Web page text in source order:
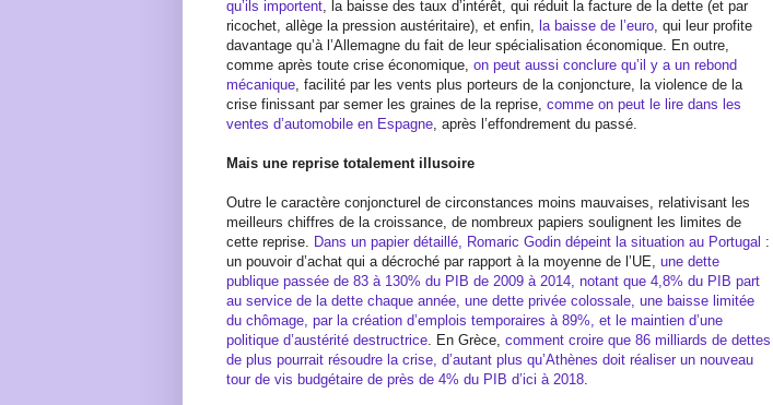
qu’ils importent , la baisse des taux d’intérêt, qui réduit la facture de la dette (et par
ricochet, allège la pression austéritaire), et enfin, la baisse de l’euro , qui leur profite
davantage qu’à l’Allemagne du fait de leur spécialisation économique. En outre,
comme après toute crise économique, on peut aussi conclure qu’il y a un rebond
mécanique , facilité par les vents plus porteurs de la conjoncture, la violence de la
crise finissant par semer les graines de la reprise, comme on peut le lire dans les
ventes d’automobile en Espagne , après l’effondrement du passé.
Mais une reprise totalement illusoire
Outre le caractère conjoncturel de circonstances moins mauvaises, relativisant les
meilleurs chiffres de la croissance, de nombreux papiers soulignent les limites de
cette reprise. Dans un papier détaillé, Romaric Godin dépeint la situation au Portugal :
un pouvoir d’achat qui a décroché par rapport à la moyenne de l’UE, une dette
publique passée de 83 à 130% du PIB de 2009 à 2014, notant que 4,8% du PIB part
au service de la dette chaque année, une dette privée colossale, une baisse limitée
du chômage, par la création d’emplois temporaires à 89%, et le maintien d’une
politique d’austérité destructrice . En Grèce, comment croire que 86 milliards de dettes
de plus pourrait résoudre la crise, d’autant plus qu’Athènes doit réaliser un nouveau
tour de vis budgétaire de près de 4% du PIB d’ici à 2018